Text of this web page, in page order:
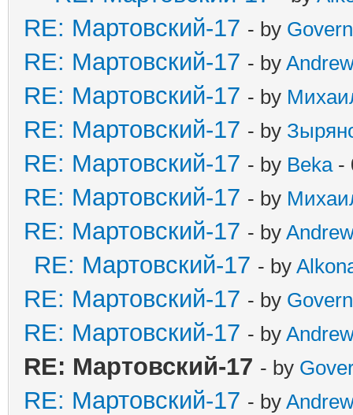
RE: Мартовский-17 - by
RE: Мартовский-17 - by
RE: Мартовский-17 - by
RE: Мартовский-17 - by
RE: Мартовский-17 - by Beka-
RE: Мартовский-17 - by
RE: Мартовский-17 - by
RE: Мартовский-17 - by
RE: Мартовский-17 - by
RE: Мартовский-17 - by
RE: Мартовский-17 - by
RE: Мартовский-17 - by